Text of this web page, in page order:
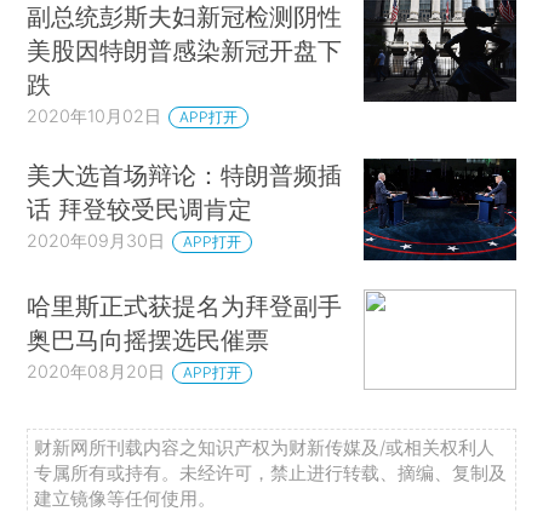
副总统彭斯夫妇新冠检测阴性
美股因特朗普感染新冠开盘下
跌
2020年10月02日 APP打开
美大选首场辩论：特朗普频插
话 拜登较受民调肯定
2020年09月30日 APP打开
哈里斯正式获提名为拜登副手
奥巴马向摇摆选民催票
2020年08月20日 APP打开
财新网所刊载内容之知识产权为财新传媒及/或相关权利人
专属所有或持有。未经许可，禁止进行转载、摘编、复制及
建立镜像等任何使用。